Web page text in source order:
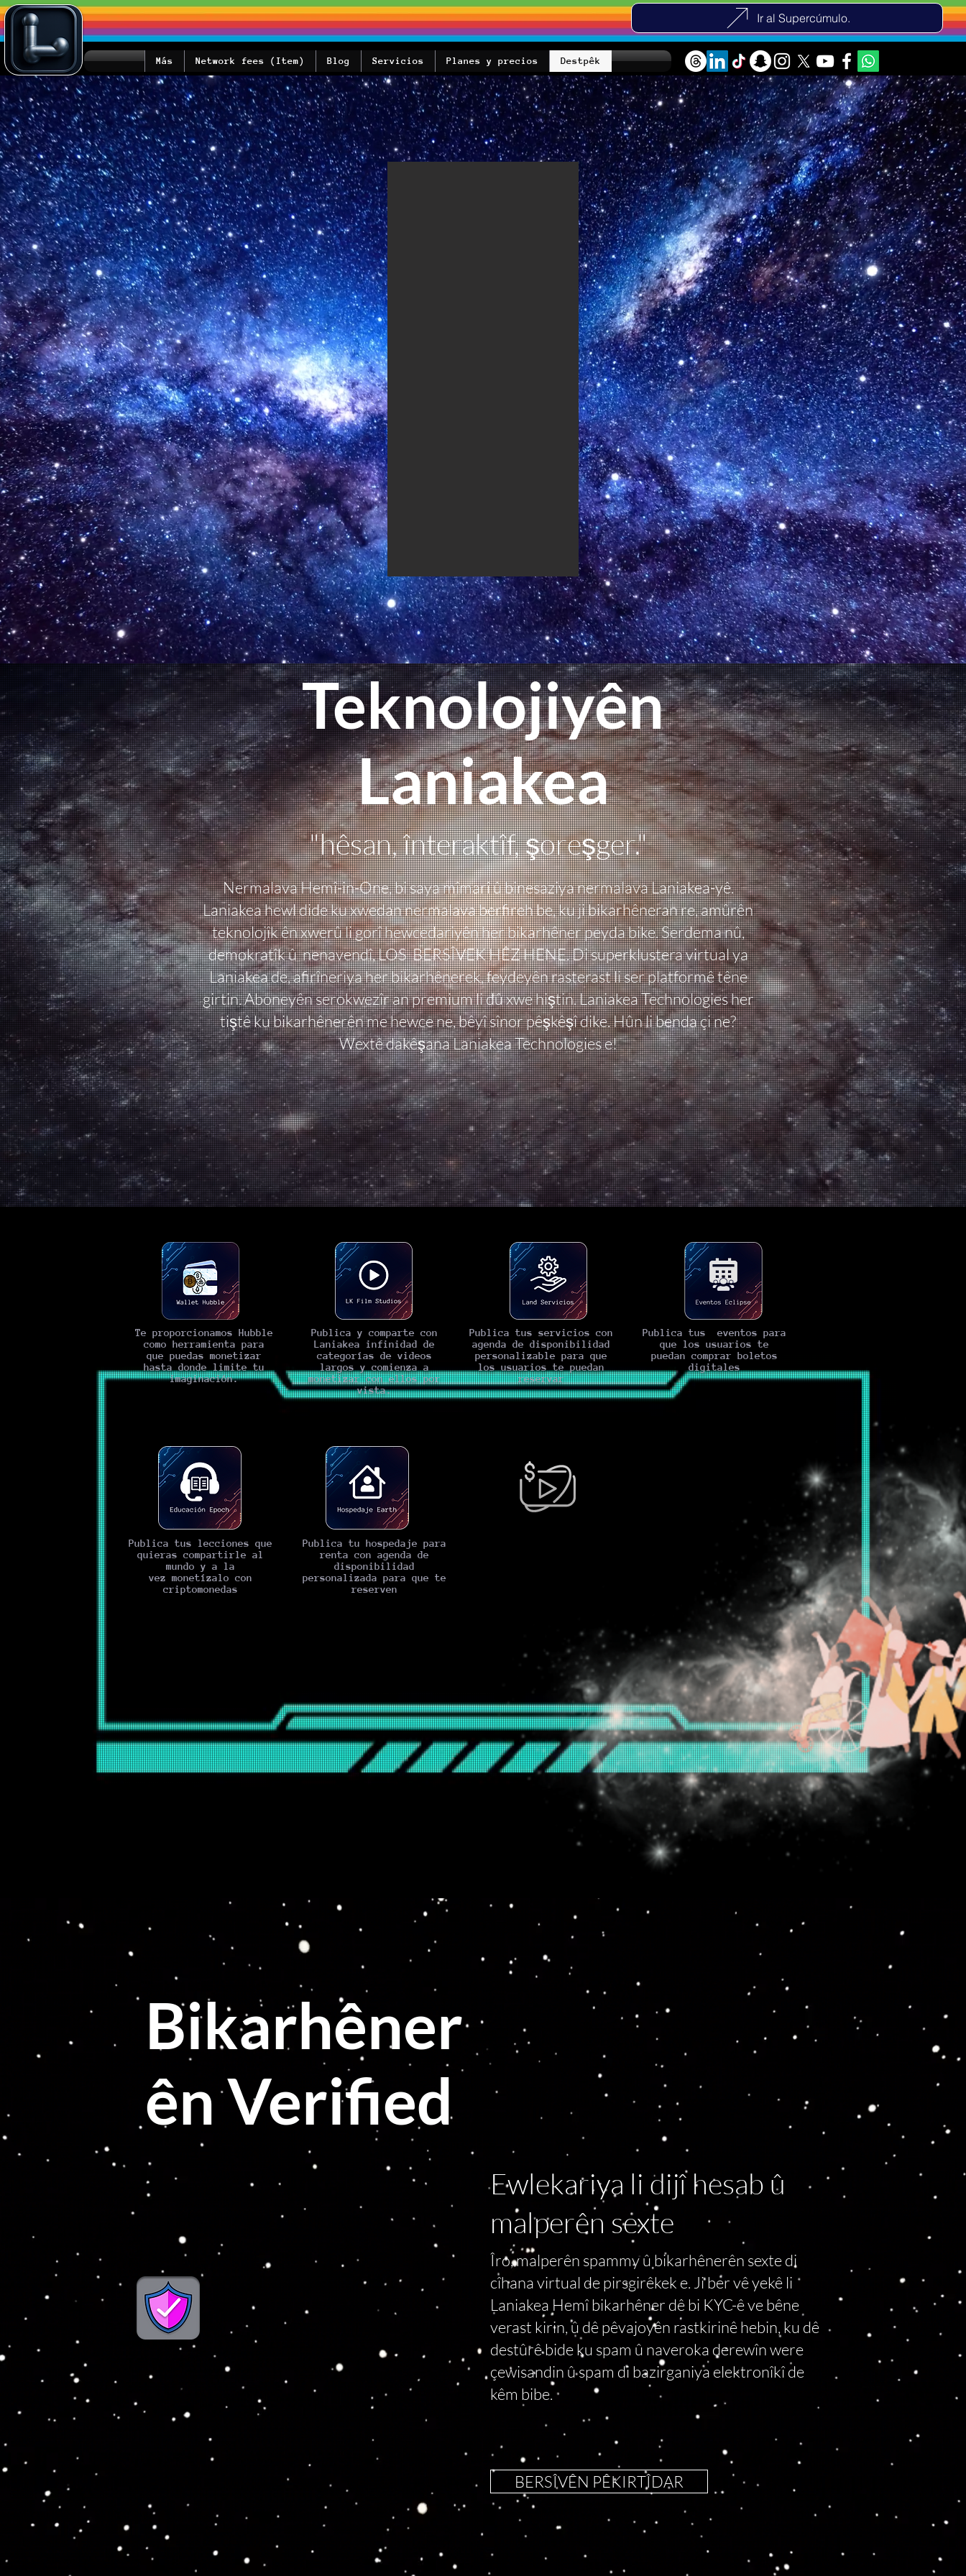
Ir al Supercúmulo.
Destpêk
Planes y precios
Servicios
Blog
Network fees (Item)
Más
Teknolojiyên
Laniakea
"hêsan, înteraktîf, şoreşger."
Nermalava Hemî-in-One, bi saya mîmarî û binesaziya nermalava Laniakea-yê.
Laniakea hewl dide ku xwedan nermalava berfireh be, ku ji bikarhêneran re, amûrên
teknolojîk ên xwerû li gorî hewcedariyên her bikarhêner peyda bike. Serdema nû,
demokratîk û nenavendî, LOS BERSÎVEK HÊZ HENE. Di superklustera virtual ya
Laniakea de, afirîneriya her bikarhênerek, feydeyên rasterast li ser platformê têne
girtin. Aboneyên serokwezîr an premium li dû xwe hiştin. Laniakea Technologies her
tiştê ku bikarhênerên me hewce ne, bêyî sînor pêşkêşî dike. Hûn li benda çi ne?
Wextê dakêşana Laniakea Technologies e!
Te proporcionamos Hubble
como herramienta para
que puedas monetizar
hasta donde limite tu
imaginación.
Publica tus lecciones que
quieras compartirle al
mundo y a la
vez monetízalo con
criptomonedas
Publica y comparte con
Laniakea infinidad de
categorías de videos
largos y comienza a
monetizar con ellos por
vista.
Publica tus servicios con
agenda de disponibilidad
personalizable para que
los usuarios te puedan
reservar
Publica tu hospedaje para
renta con agenda de
disponibilidad
personalizada para que te
reserven
Publica tus eventos para
que los usuarios te
puedan comprar boletos
digitales
Bikarhêner
ên Verified
Ewlekariya li dijî hesab û
malperên sexte
Îro, malperên spammy û bikarhênerên sexte di
cîhana virtual de pirsgirêkek e. Ji ber vê yekê li
Laniakea Hemî bikarhêner dê bi KYC-ê ve bêne
verast kirin, û dê pêvajoyên rastkirinê hebin, ku dê
destûrê bide ku spam û naveroka derewîn were
çewisandin û spam di bazirganiya elektronîkî de
kêm bibe.
BERSÎVÊN PÊKIRTÎDAR